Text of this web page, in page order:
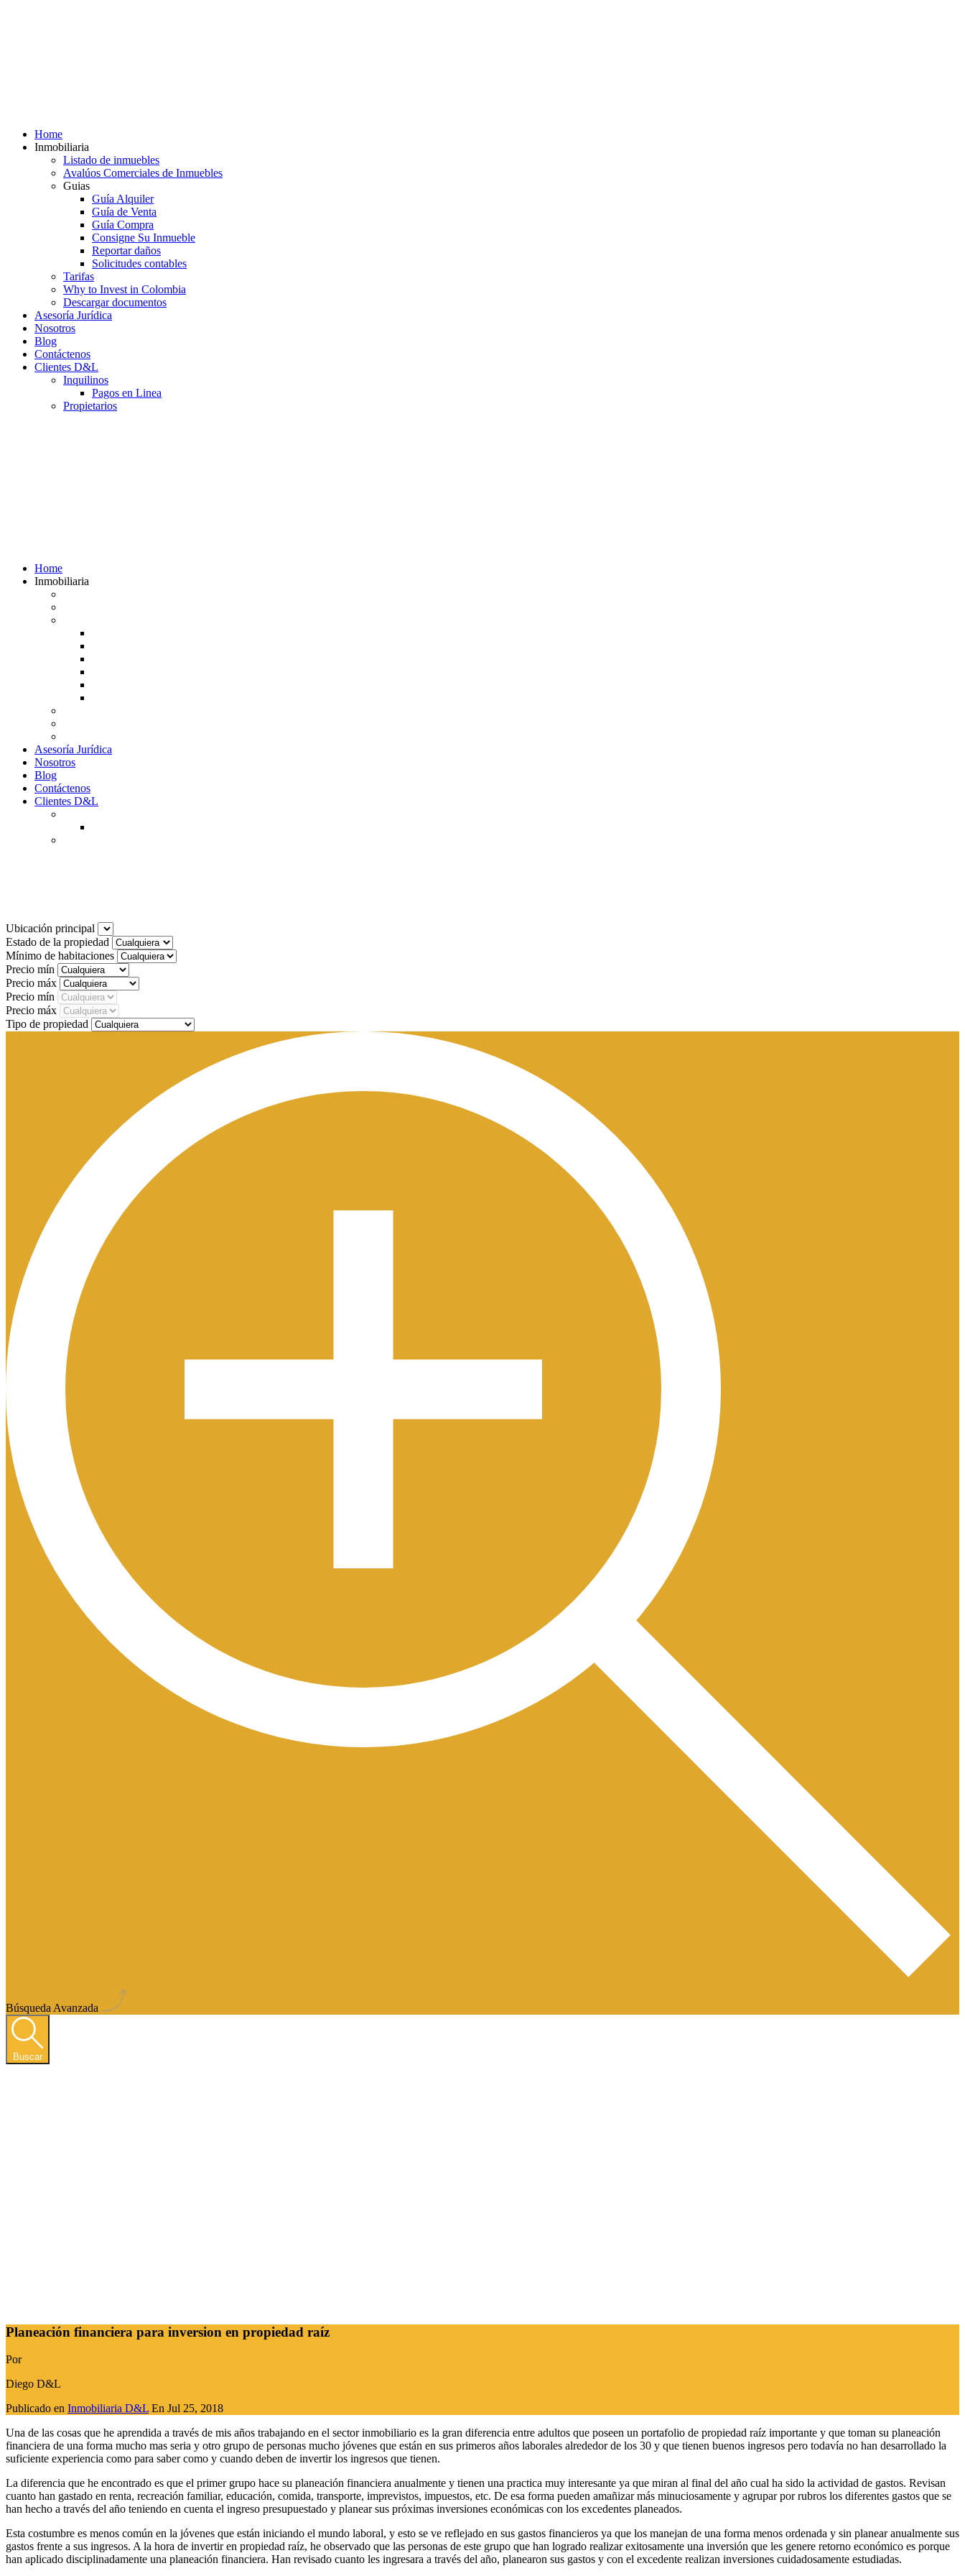
Home
Inmobiliaria
Listado de inmuebles
Avalúos Comerciales de Inmuebles
Guias
Guía Alquiler
Guía de Venta
Guía Compra
Consigne Su Inmueble
Reportar daños
Solicitudes contables
Tarifas
Why to Invest in Colombia
Descargar documentos
Asesoría Jurídica
Nosotros
Blog
Contáctenos
Clientes D&L
Inquilinos
Pagos en Linea
Propietarios
Home
Inmobiliaria
Asesoría Jurídica
Nosotros
Blog
Contáctenos
Clientes D&L
Ubicación principal
Estado de la propiedad
Mínimo de habitaciones
Precio mín
Precio máx
Precio mín
Precio máx
Tipo de propiedad
Búsqueda Avanzada
Buscar
Planeación financiera para inversion en propiedad raíz
Por
Diego D&L
Publicado en Inmobiliaria D&L En Jul 25, 2018
Una de las cosas que he aprendida a través de mis años trabajando en el sector inmobiliario es la gran diferencia entre adultos que poseen un portafolio de propiedad raíz importante y que toman su planeación
financiera de una forma mucho mas seria y otro grupo de personas mucho jóvenes que están en sus primeros años laborales alrededor de los 30 y que tienen buenos ingresos pero todavía no han desarrollado la
suficiente experiencia como para saber como y cuando deben de invertir los ingresos que tienen.
La diferencia que he encontrado es que el primer grupo hace su planeación financiera anualmente y tienen una practica muy interesante ya que miran al final del año cual ha sido la actividad de gastos. Revisan
cuanto han gastado en renta, recreación familiar, educación, comida, transporte, imprevistos, impuestos, etc. De esa forma pueden amañizar más minuciosamente y agrupar por rubros los diferentes gastos que se
han hecho a través del año teniendo en cuenta el ingreso presupuestado y planear sus próximas inversiones económicas con los excedentes planeados.
Esta costumbre es menos común en la jóvenes que están iniciando el mundo laboral, y esto se ve reflejado en sus gastos financieros ya que los manejan de una forma menos ordenada y sin planear anualmente sus
gastos frente a sus ingresos. A la hora de invertir en propiedad raíz, he observado que las personas de este grupo que han logrado realizar exitosamente una inversión que les genere retorno económico es porque
han aplicado disciplinadamente una planeación financiera. Han revisado cuanto les ingresara a través del año, planearon sus gastos y con el excedente realizan inversiones cuidadosamente estudiadas.